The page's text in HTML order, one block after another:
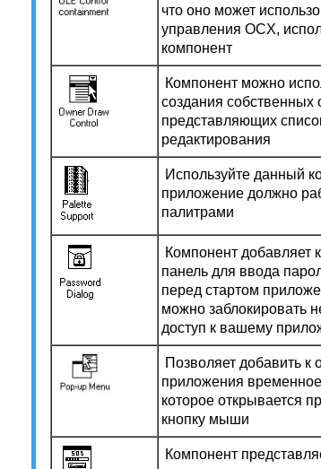
что оно может
управления OCX,
компонент
Компонент можно
создания собственных
представляющих
редактирования
Используйте данный
приложение должно
палитрами
Компонент добавляет
панель для ввода
перед стартом
можно заблокировать
доступ к вашему
Позволяет добавить к
приложения
которое открывается
кнопку мыши
Компонент